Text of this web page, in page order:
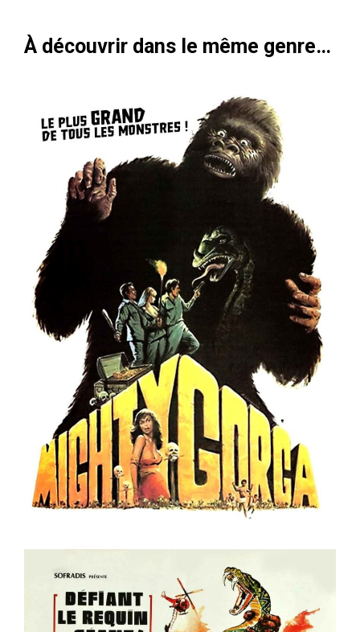
À découvrir dans le même genre…